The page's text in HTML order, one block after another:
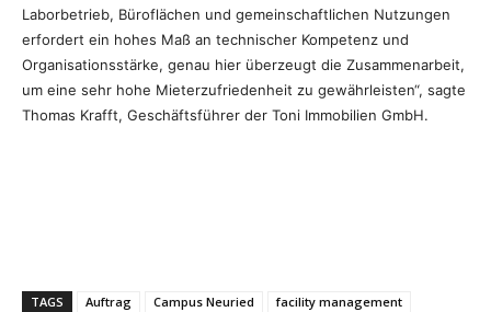
Laborbetrieb, Büroflächen und gemeinschaftlichen Nutzungen
erfordert ein hohes Maß an technischer Kompetenz und
Organisationsstärke, genau hier überzeugt die Zusammenarbeit,
um eine sehr hohe Mieterzufriedenheit zu gewährleisten“, sagte
Thomas Krafft, Geschäftsführer der Toni Immobilien GmbH.
TAGS Auftrag Campus Neuried
facility management